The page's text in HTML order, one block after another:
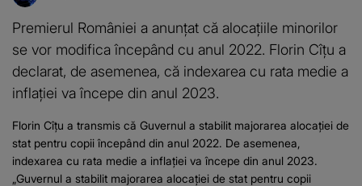
Premierul României a anunțat că alocațiile minorilor
se vor modifica începând cu anul 2022. Florin Cîțu a
declarat, de asemenea, că indexarea cu rata medie a
inflaţiei va începe din anul 2023.
Florin Cîțu a transmis că Guvernul a stabilit majorarea alocaţiei de
stat pentru copii începând din anul 2022. De asemenea,
indexarea cu rata medie a inflaţiei va începe din anul 2023.
„Guvernul a stabilit majorarea alocaţiei de stat pentru copii